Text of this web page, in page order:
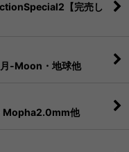
【完売し
月-Moon・地球他
Mopha2.0mm他